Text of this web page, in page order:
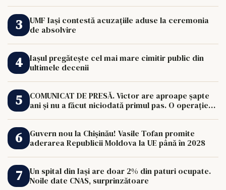
UMF Iași contestă acuzațiile aduse la ceremonia
de absolvire
Iașul pregătește cel mai mare cimitir public din
ultimele decenii
COMUNICAT DE PRESĂ. Victor are aproape șapte
ani și nu a făcut niciodată primul pas. O operație
Guvern nou la Chișinău! Vasile Tofan promite
aderarea Republicii Moldova la UE până în 2028
Un spital din Iași are doar 2% din paturi ocupate.
Noile date CNAS, surprinzătoare